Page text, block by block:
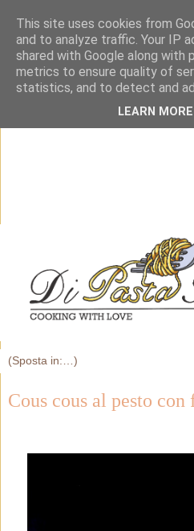
Cous cous al pesto
This site uses cookies from
and to analyze traffic. Your IP
shared with Google along with
metrics to ensure quality of
statistics, and to detect and
LEARN MORE